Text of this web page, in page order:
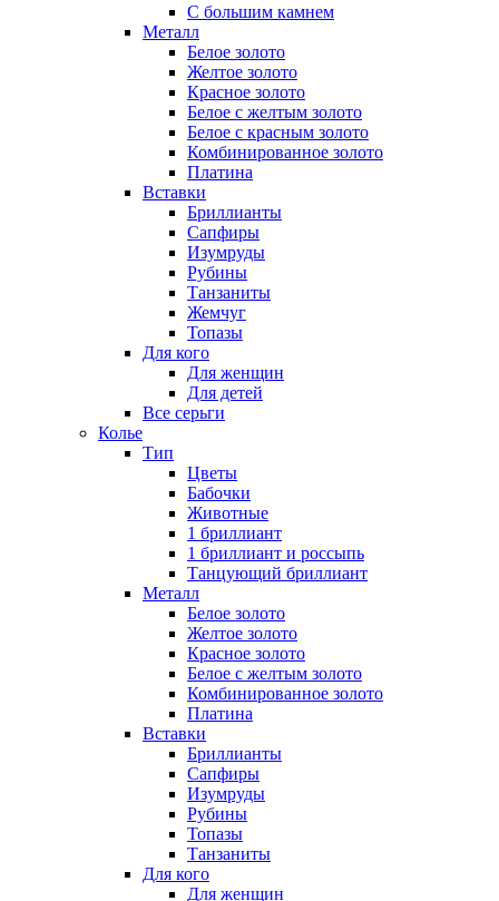
С большим камнем
Металл
Белое золото
Желтое золото
Красное золото
Белое с желтым золото
Белое с красным золото
Комбинированное золото
Платина
Вставки
Бриллианты
Сапфиры
Изумруды
Рубины
Танзаниты
Жемчуг
Топазы
Для кого
Для женщин
Для детей
Все серьги
Колье
Тип
Цветы
Бабочки
Животные
1 бриллиант
1 бриллиант и россыпь
Танцующий бриллиант
Металл
Белое золото
Желтое золото
Красное золото
Белое с желтым золото
Комбинированное золото
Платина
Вставки
Бриллианты
Сапфиры
Изумруды
Рубины
Топазы
Танзаниты
Для кого
Для женщин